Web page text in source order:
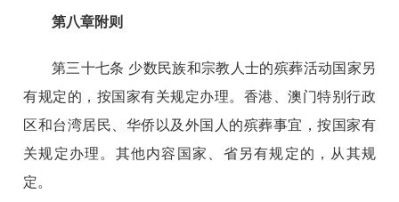
第八章附则
第三十七条 少数民族和宗教人士的殡葬活动国家另
有规定的，按国家有关规定办理。 香港、澳门特别行政
区和台湾居民、华侨以及外国人的殡葬事宜，按国家有
关规定办理。 其他内容国家、省另有规定的，从其规
定。